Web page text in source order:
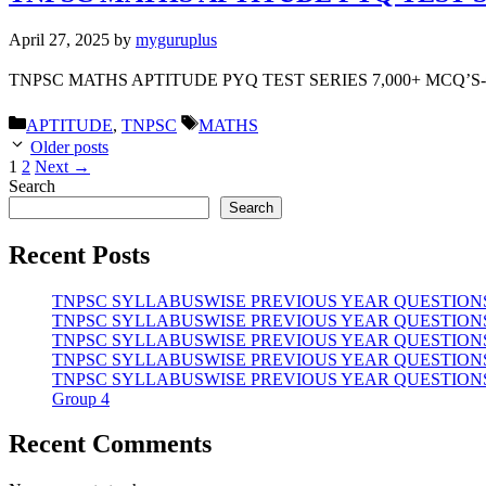
April 27, 2025 by myguruplus
TNPSC MATHS APTITUDE PYQ TEST SERIES 7,000+
Categories
APTITUDE, TNPSC Tags
MATHS
Older posts
Page
1 Page
2 Next →
Search
Search
Recent Posts
TNPSC SYLLABUSWISE PREVIOUS YEAR
TNPSC SYLLABUSWISE PREVIOUS YEAR
TNPSC SYLLABUSWISE PREVIOUS YEAR
TNPSC SYLLABUSWISE PREVIOUS YEAR
TNPSC SYLLABUSWISE PREVIOUS YEAR
Group 4
Recent Comments